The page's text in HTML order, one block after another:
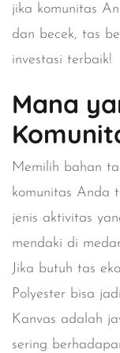
jika komunitas
dan becek, tas
investasi terbaik!
Mana
Memilih bahan
komunitas Anda
jenis aktivitas
mendaki di
Jika butuh tas
Polyester bisa
Kanvas adalah
sering